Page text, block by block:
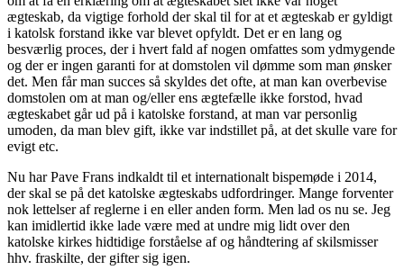
ægteskab, da vigtige forhold der skal til for at et ægteskab er gyldigt
i katolsk forstand ikke var blevet opfyldt. Det er en lang og
besværlig proces, der i hvert fald af nogen omfattes som ydmygende
og der er ingen garanti for at domstolen vil dømme som man ønsker
det. Men får man succes så skyldes det ofte, at man kan overbevise
domstolen om at man og/eller ens ægtefælle ikke forstod, hvad
ægteskabet går ud på i katolske forstand, at man var personlig
umoden, da man blev gift, ikke var indstillet på, at det skulle vare for
evigt etc.
Nu har Pave Frans indkaldt til et internationalt bispemøde i 2014,
der skal se på det katolske ægteskabs udfordringer. Mange forventer
nok lettelser af reglerne i en eller anden form. Men lad os nu se. Jeg
kan imidlertid ikke lade være med at undre mig lidt over den
katolske kirkes hidtidige forståelse af og håndtering af skilsmisser
hhv. fraskilte, der gifter sig igen.